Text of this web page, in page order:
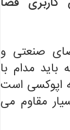
صنعتی و
باید مدام با
اپوکسی است
مقاوم می